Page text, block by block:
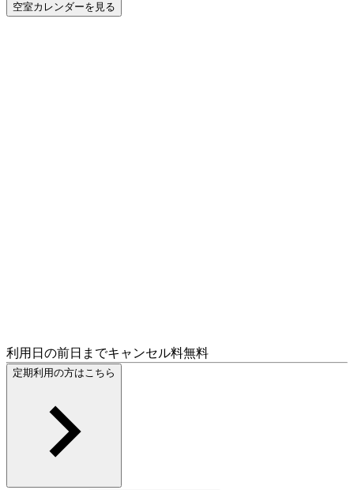
空室カレンダーを見る
利用日の前日までキャンセル料無料
定期利用の方はこちら